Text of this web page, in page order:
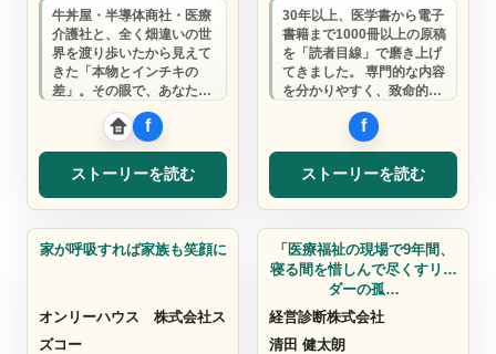
牛丼屋・半導体商社・医療
介護社と、全く畑違いの世
界を渡り歩いたから見えて
きた「本物とインチキの
差」。その眼で、あなたの
選択を手伝います。
ストーリーを読む
30年以上、医学書から電子
書籍まで1000冊以上の原稿
を「読者目線」で磨き上げ
てきました。 専門的な内容
を分かりやすく、致命的な
ミスも見逃しません。 あな
ストーリーを読む
リフォーム
家が呼吸すれば家族も笑顔に
オンリーハウス 株式会社ス
ズコー
睡眠コンサルタント
「医療福祉の現場で9年間、
寝る間を惜しんで尽くすリー
ダーの孤…
経営診断株式会社
清田 健太朗